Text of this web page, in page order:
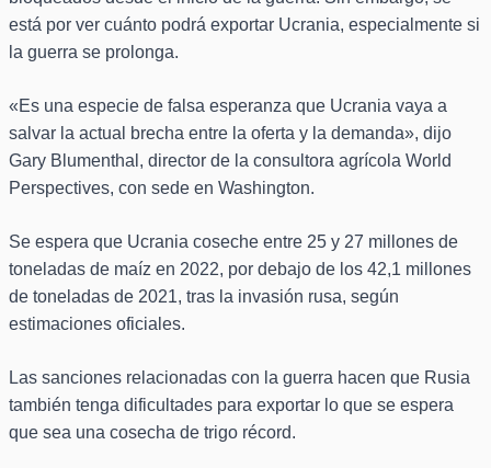
está por ver cuánto podrá exportar Ucrania, especialmente si
la guerra se prolonga.
«Es una especie de falsa esperanza que Ucrania vaya a
salvar la actual brecha entre la oferta y la demanda», dijo
Gary Blumenthal, director de la consultora agrícola World
Perspectives, con sede en Washington.
Se espera que Ucrania coseche entre 25 y 27 millones de
toneladas de maíz en 2022, por debajo de los 42,1 millones
de toneladas de 2021, tras la invasión rusa, según
estimaciones oficiales.
Las sanciones relacionadas con la guerra hacen que Rusia
también tenga dificultades para exportar lo que se espera
que sea una cosecha de trigo récord.